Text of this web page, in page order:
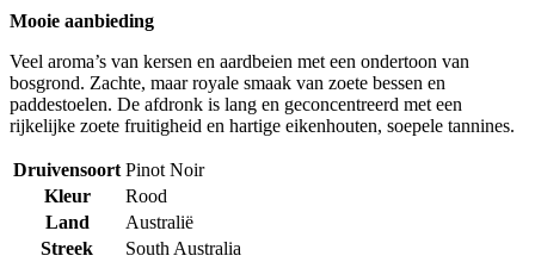
Mooie aanbieding
Veel aroma’s van kersen en aardbeien met een ondertoon van
bosgrond. Zachte, maar royale smaak van zoete bessen en
paddestoelen. De afdronk is lang en geconcentreerd met een
rijkelijke zoete fruitigheid en hartige eikenhouten, soepele tannines.
Druivensoort Pinot Noir
Kleur
Rood
Land
Australië
Streek
South Australia